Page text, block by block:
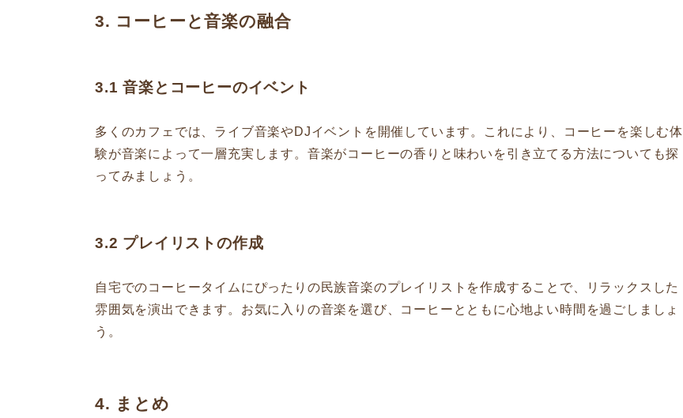
3. コーヒーと音楽の融合
3.1 音楽とコーヒーのイベント
多くのカフェでは、ライブ音楽やDJイベントを開催しています。これにより、コーヒーを楽しむ体
験が音楽によって一層充実します。音楽がコーヒーの香りと味わいを引き立てる方法についても探
ってみましょう。
3.2 プレイリストの作成
自宅でのコーヒータイムにぴったりの民族音楽のプレイリストを作成することで、リラックスした
雰囲気を演出できます。お気に入りの音楽を選び、コーヒーとともに心地よい時間を過ごしましょ
う。
4. まとめ